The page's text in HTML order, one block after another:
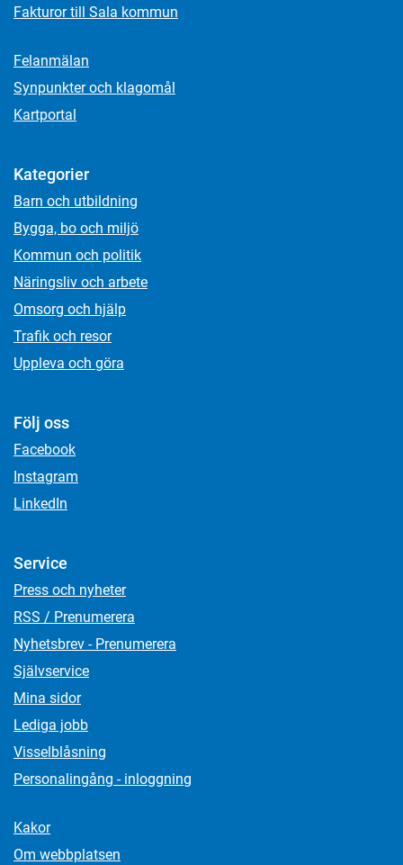
Fakturor till Sala kommun
Felanmälan
Synpunkter och klagomål
Kartportal
Kategorier
Barn och utbildning
Bygga, bo och miljö
Kommun och politik
Näringsliv och arbete
Omsorg och hjälp
Trafik och resor
Uppleva och göra
Följ oss
Facebook
Instagram
LinkedIn
Service
Press och nyheter
RSS / Prenumerera
Nyhetsbrev - Prenumerera
Självservice
Mina sidor
Lediga jobb
Visselblåsning
Personalingång - inloggning
Kakor
Om webbplatsen